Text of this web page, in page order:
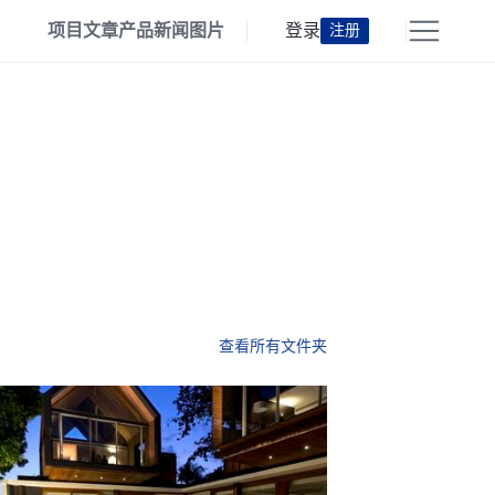
项目文章产品新闻 图片 登录 注册
查看所有文件夹